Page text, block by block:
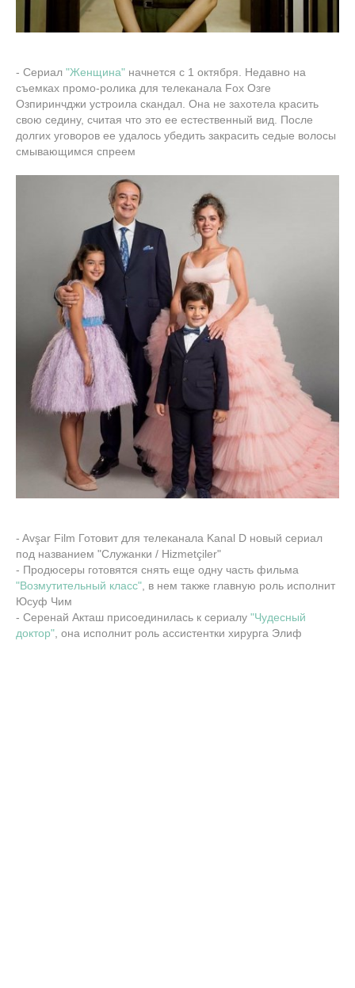
- Сериал "Женщина" начнется с 1 октября. Недавно на
съемках промо-ролика для телеканала Fox Озге
Озпиринчджи устроила скандал. Она не захотела красить
свою седину, считая что это ее естественный вид. После
долгих уговоров ее удалось убедить закрасить седые волосы
смывающимся спреем
- Avşar Film Готовит для телеканала Kanal D новый сериал
под названием "Служанки / Hizmetçiler"
- Продюсеры готовятся снять еще одну часть фильма
"Возмутительный класс" , в нем также главную роль исполнит
Юсуф Чим
- Серенай Акташ присоединилась к сериалу "Чудесный
доктор" , она исполнит роль ассистентки хирурга Элиф